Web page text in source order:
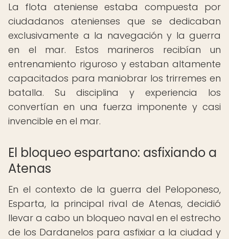
La flota ateniense estaba compuesta por
ciudadanos atenienses que se dedicaban
exclusivamente a la navegación y la guerra
en el mar. Estos marineros recibían un
entrenamiento riguroso y estaban altamente
capacitados para maniobrar los trirremes en
batalla. Su disciplina y experiencia los
convertían en una fuerza imponente y casi
invencible en el mar.
El bloqueo espartano: asfixiando a
Atenas
En el contexto de la guerra del Peloponeso,
Esparta, la principal rival de Atenas, decidió
llevar a cabo un bloqueo naval en el estrecho
de los Dardanelos para asfixiar a la ciudad y